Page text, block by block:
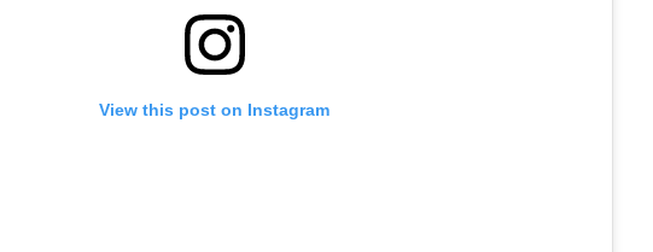
View this post on Instagram